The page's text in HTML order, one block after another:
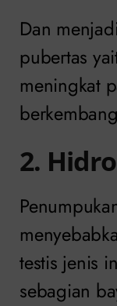
Dan
pubertas
meningkat
2.
testis jenis
sebagian